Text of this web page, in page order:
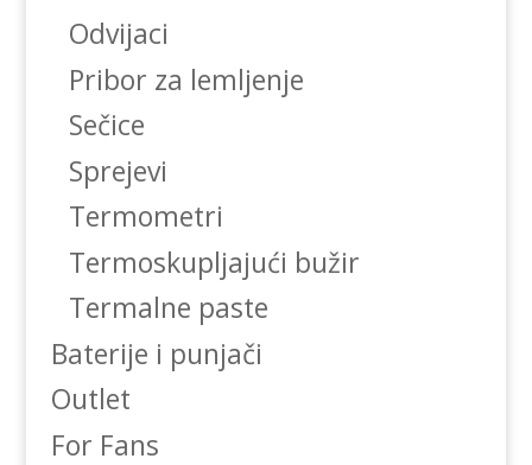
Odvijaci
Pribor za lemljenje
Sečice
Sprejevi
Termometri
Termoskupljajući bužir
Termalne paste
Baterije i punjači
Outlet
For Fans